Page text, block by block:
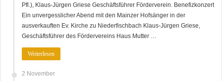
Pfl.), Klaus-Jürgen Griese Geschäftsführer Förderverein. Benefizkonzert
Ein unvergesslicher Abend mit den Mainzer Hofsänger in der
ausverkauften Ev. Kirche zu Niederfischbach Klaus-Jürgen Griese,
Geschäftsführer des Fördervereins Haus Mutter …
Weiterlesen
2 November